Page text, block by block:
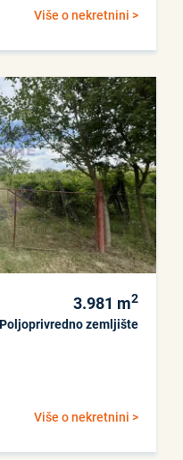
Više o nekretnini >
3.981 m2
Poljoprivredno zemljište
Više o nekretnini >